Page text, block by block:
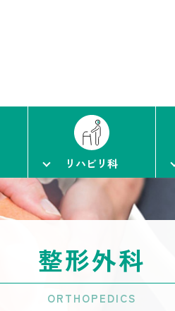
リハビリ科
整形外科